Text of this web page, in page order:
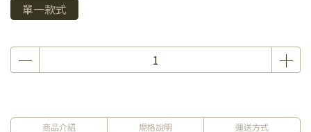
單一款式
商品介紹 規格說明 運送方式